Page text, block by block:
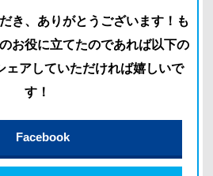
き、ありがとうございます！ も
お役に立てたのであれば以下の
ェアしていただければ嬉しいで
す！
Facebook